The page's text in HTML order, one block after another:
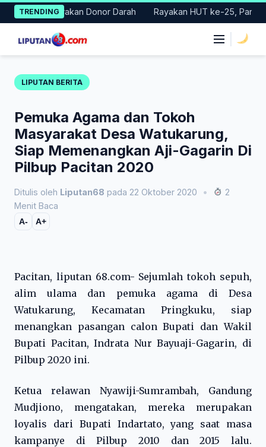
Skip
to
content
TRENDING
Gerakan Donor Darah Rayakan HUT ke-25, Partai
LIPUTAN BERITA
Pemuka Agama dan Tokoh
Masyarakat Desa Watukarung,
Siap Memenangkan Aji-Gagarin Di
Pilbup Pacitan 2020
Ditulis oleh Liputan68 pada 22 Oktober 2020 •
2
Menit Baca
A- A+
Pacitan, liputan 68.com- Sejumlah tokoh sepuh,
alim ulama dan pemuka agama di Desa
Watukarung, Kecamatan Pringkuku, siap
menangkan pasangan calon Bupati dan Wakil
Bupati Pacitan, Indrata Nur Bayuaji-Gagarin, di
Pilbup 2020 ini.
Ketua relawan Nyawiji-Sumrambah, Gandung
Mudjiono, mengatakan, mereka merupakan
loyalis dari Bupati Indartato, yang saat masa
kampanye di Pilbup 2010 dan 2015 lalu.